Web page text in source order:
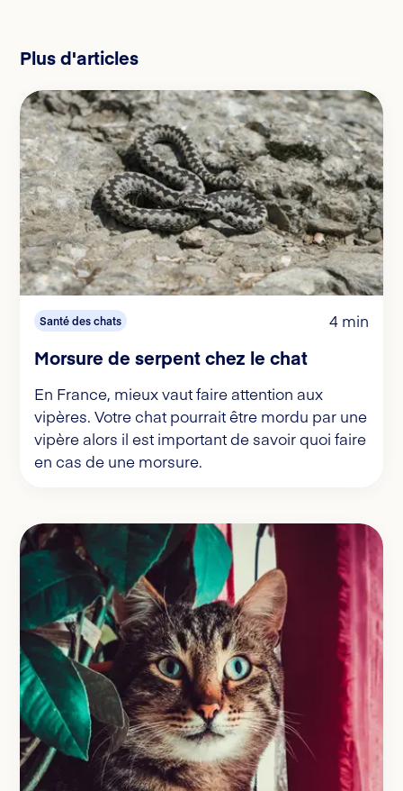
Plus d'articles
Santé des chats 4 min
Morsure de serpent chez le chat
En France, mieux vaut faire attention aux
vipères. Votre chat pourrait être mordu par une
vipère alors il est important de savoir quoi faire
en cas de une morsure.